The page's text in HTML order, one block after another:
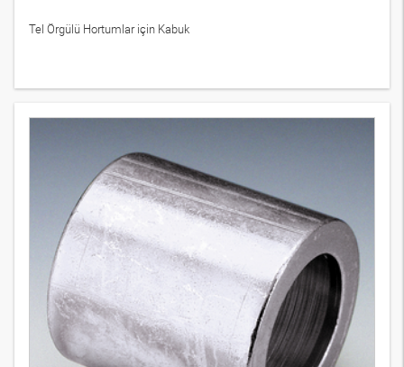
Tel Örgülü Hortumlar için Kabuk